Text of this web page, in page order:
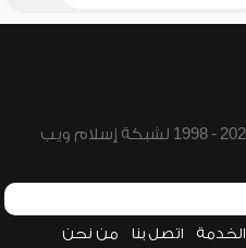
الخدمة اتصل بنا من نحن